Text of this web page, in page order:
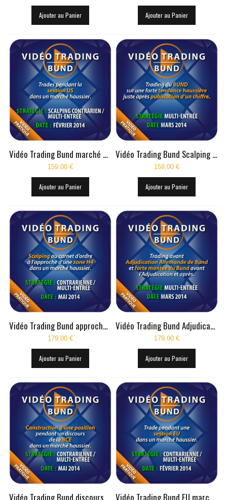
Ajouter au Panier Ajouter au Panier
Vidéo Trading Bund marché haussier Février 2014
159,00 €
Ajouter au Panier
Vidéo Trading Bund Scalping Multi Entrée Mars 2014
159,00 €
Ajouter au Panier
Vidéo Trading Bund approche zone H4 Mai 2014
179,00 €
Ajouter au Panier
Vidéo Trading Bund Adjudication Allemande Mars 2014
179,00 €
Ajouter au Panier